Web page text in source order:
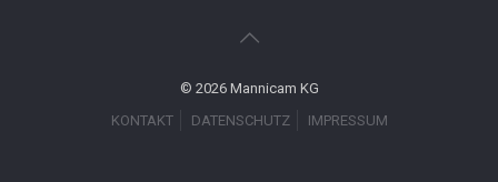
© 2026 Mannicam KG
KONTAKT
DATENSCHUTZ IMPRESSUM